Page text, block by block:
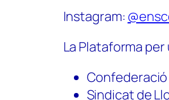
Instagram:
La Plataforma
Confederació
Sindicat de